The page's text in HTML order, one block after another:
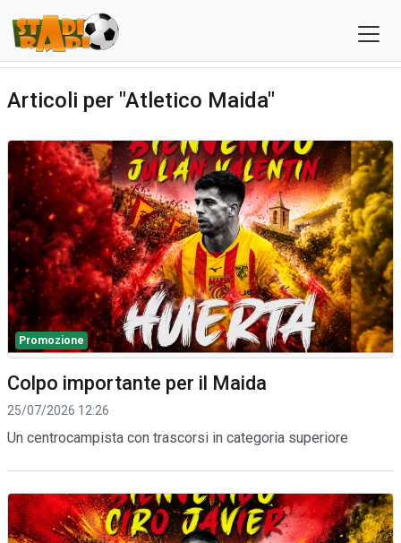
Articoli per "Atletico Maida"
Promozione
Colpo importante per il Maida
25/07/2026 12:26
Un centrocampista con trascorsi in categoria superiore